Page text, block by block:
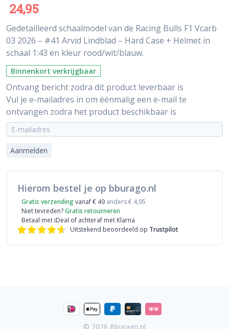
24,95
Gedetailleerd schaalmodel van de Racing Bulls F1 Vcarb
03 2026 – #41 Arvid Lindblad – Hard Case + Helmet in
schaal 1:43 en kleur rood/wit/blauw.
Binnenkort verkrijgbaar
Ontvang bericht zodra dit product leverbaar is
Vul je e-mailadres in om éénmalig een e-mail te
ontvangen zodra het product beschikbaar is
Aanmelden
Hierom bestel je op bburago.nl
Gratis verzendingvanaf € 49 anders € 4,95
Niet tevreden?Gratis retourneren
Betaal met iDeal of achteraf met Klarna
Uitstekend beoordeeld op Trustpilot
© 2026 Bburago.nl